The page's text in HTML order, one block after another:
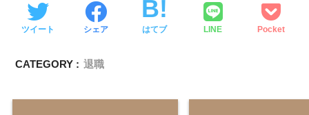
ツイート シェア はてブ LINE Pocket
CATEGORY : 退職